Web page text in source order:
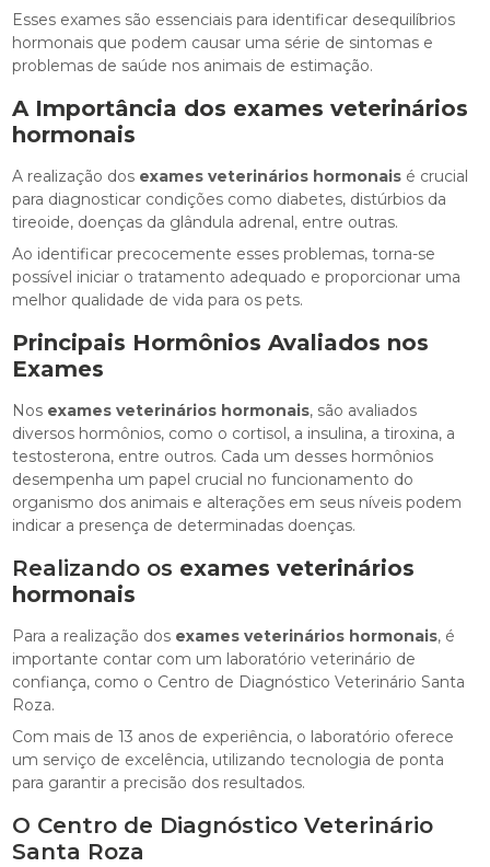
Esses exames são essenciais para identificar desequilíbrios
hormonais que podem causar uma série de sintomas e
problemas de saúde nos animais de estimação.
A Importância dos exames veterinários
hormonais
A realização dos exames veterinários hormonais é crucial
para diagnosticar condições como diabetes, distúrbios da
tireoide, doenças da glândula adrenal, entre outras.
Ao identificar precocemente esses problemas, torna-se
possível iniciar o tratamento adequado e proporcionar uma
melhor qualidade de vida para os pets.
Principais Hormônios Avaliados nos
Exames
Nos exames veterinários hormonais, são avaliados
diversos hormônios, como o cortisol, a insulina, a tiroxina, a
testosterona, entre outros. Cada um desses hormônios
desempenha um papel crucial no funcionamento do
organismo dos animais e alterações em seus níveis podem
indicar a presença de determinadas doenças.
Realizando os exames veterinários
hormonais
Para a realização dos exames veterinários hormonais, é
importante contar com um laboratório veterinário de
confiança, como o Centro de Diagnóstico Veterinário Santa
Roza.
Com mais de 13 anos de experiência, o laboratório oferece
um serviço de excelência, utilizando tecnologia de ponta
para garantir a precisão dos resultados.
O Centro de Diagnóstico Veterinário
Santa Roza